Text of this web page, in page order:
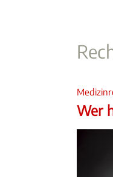
Wer